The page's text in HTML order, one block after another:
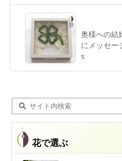
奥様への結
にメッセー
s
花で選ぶ